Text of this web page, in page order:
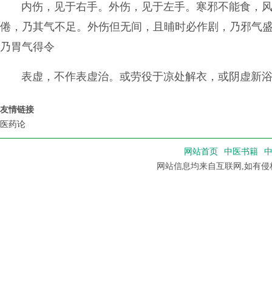
内伤，见于右手。外伤，见于左手。寒邪不能食，
倦，乃其气不足。外伤但无间，且晡时必作剧，乃邪气
乃胃气得令
表虚，不作表虚治。或劳役于凉处解衣，或阴虚新
友情链接
医药论
网站首页 中医书籍
网站信息均来自互联网,如有